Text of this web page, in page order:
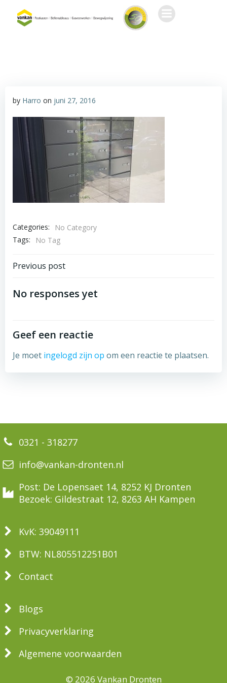
naar
by Harro on juni 27, 2016
Categories:
No Category
Tags:
No Tag
Bericht
navigatie
Previous post
No responses yet
Geef een reactie
Je moet ingelogd zijn op om een reactie te plaatsen.
0321 - 318277
info@vankan-dronten.nl
Post: De Lopensaet 14, 8252 KJ Dronten
Bezoek: Gildestraat 12, 8263 AH Kampen
KvK: 39049111
BTW: NL805512251B01
Contact
Blogs
Privacyverklaring
Algemene voorwaarden
© 2026 Vankan Dronten